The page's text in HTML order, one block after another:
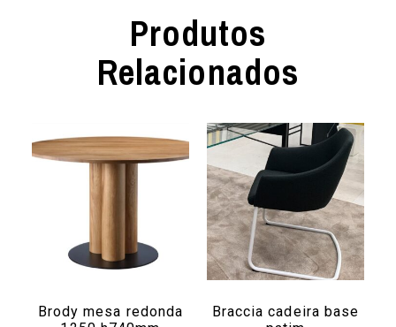
Produtos
Relacionados
Brody mesa redonda
Braccia cadeira base